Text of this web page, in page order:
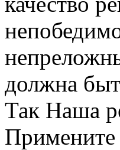
должна
Так Наша